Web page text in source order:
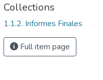
Collections
1.1.2. Informes Finales
Full item page